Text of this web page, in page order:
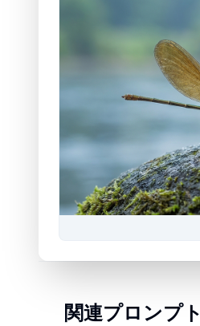
関連プロンプト